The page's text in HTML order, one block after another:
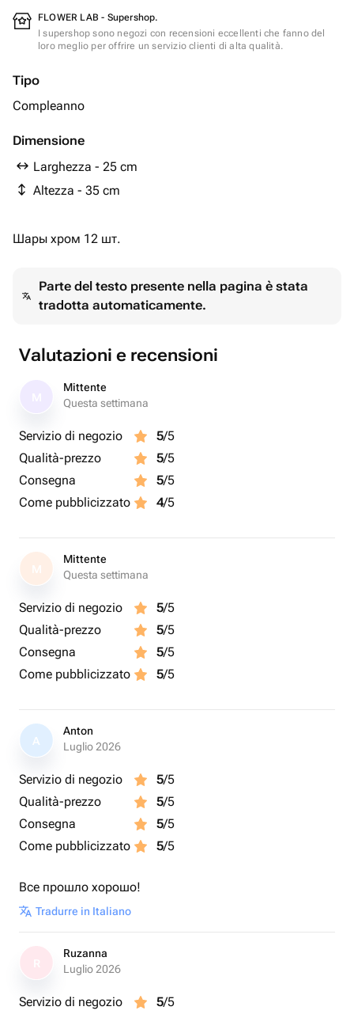
FLOWER LAB - Supershop.
I supershop sono negozi con recensioni eccellenti che fanno del
loro meglio per offrire un servizio clienti di alta qualità.
Tipo
Compleanno
Dimensione
Larghezza - 25 cm
Altezza - 35 cm
Шары хром 12 шт.
Parte del testo presente nella pagina è stata
tradotta automaticamente.
Valutazioni e recensioni
Mittente
Questa settimana
Servizio di negozio 5/5
Qualità-prezzo
5/5
Consegna
5/5
Come pubblicizzato
4/5
M
Mittente
Questa settimana
Servizio di negozio 5/5
Qualità-prezzo
5/5
Consegna
5/5
Come pubblicizzato
5/5
A
Anton
Luglio 2026
Servizio di negozio 5/5
Qualità-prezzo
5/5
Consegna
5/5
Come pubblicizzato
5/5
Все прошло хорошо!
Tradurre in Italiano
Ruzanna
Luglio 2026
Servizio di negozio 5/5